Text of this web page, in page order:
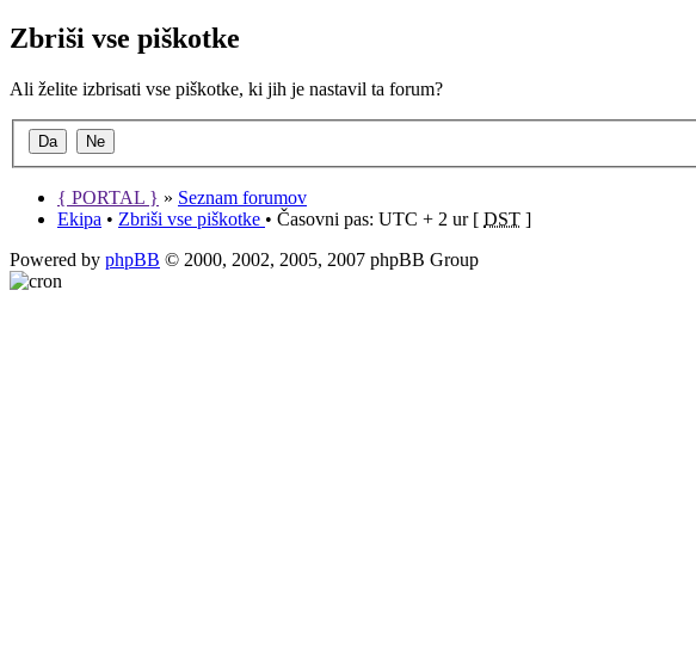
Zbriši vse piškotke
Ali želite izbrisati vse piškotke, ki jih je nastavil ta forum?
{ PORTAL } » Seznam forumov
Ekipa • Zbriši vse piškotke • Časovni pas: UTC + 2 ur [ DST ]
Powered by phpBB © 2000, 2002, 2005, 2007 phpBB Group